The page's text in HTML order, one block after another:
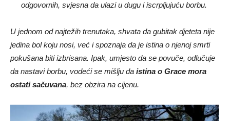
odgovornih, svjesna da ulazi u dugu i iscrpljujuću borbu.
U jednom od najtežih trenutaka, shvata da gubitak djeteta nije
jedina bol koju nosi, već i spoznaja da je istina o njenoj smrti
pokušana biti izbrisana. Ipak, umjesto da se povuče, odlučuje
da nastavi borbu, vodeći se mišlju da istina o Grace mora
ostati sačuvana, bez obzira na cijenu.